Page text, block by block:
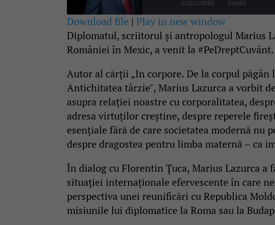
Seconds
30
seconds
SUBSCRIBE SHARE
RSS FEED
SHARE
LINK
EMBED
Download file | Play in new window
Diplomatul, scriitorul și antropologul Marius
României în Mexic, a venit la #PeDreptCuvânt.
Autor al cărții „In corpore. De la corpul
Antichitatea târzie", Marius Lazurca a vorbit
asupra relației noastre cu corporalitatea,
adresa virtuților creștine, despre reperele
esențiale fără de care societatea modernă nu
despre dragostea pentru limba maternă – ca
În dialog cu Florentin Țuca, Marius Lazurca a
situației internaționale efervescente în care
perspectiva unei reunificări cu Republica
misiunile lui diplomatice la Roma sau la